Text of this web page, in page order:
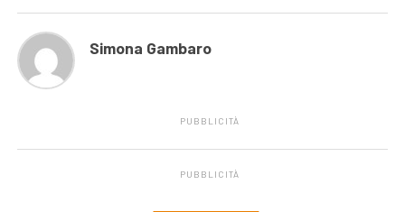
Simona Gambaro
PUBBLICITÀ
PUBBLICITÀ